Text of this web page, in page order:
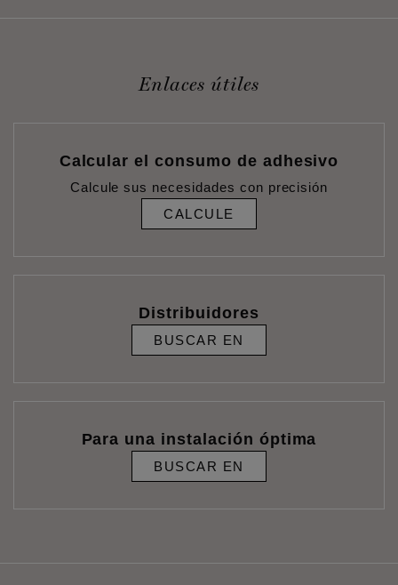
Enlaces útiles
Calcular el consumo de adhesivo
Calcule sus necesidades con precisión
CALCULE
Distribuidores
BUSCAR EN
Para una instalación óptima
BUSCAR EN